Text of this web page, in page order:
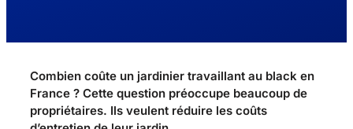
Combien coûte un jardinier travaillant au black en
France ? Cette question préoccupe beaucoup de
propriétaires. Ils veulent réduire les coûts